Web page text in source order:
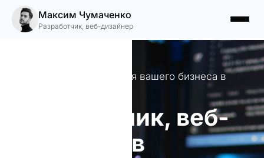
Максим Чумаченко
Разработчик, веб-дизайнер
Креативные решения для вашего бизнеса в
Разработчик, веб-
дизайнер в